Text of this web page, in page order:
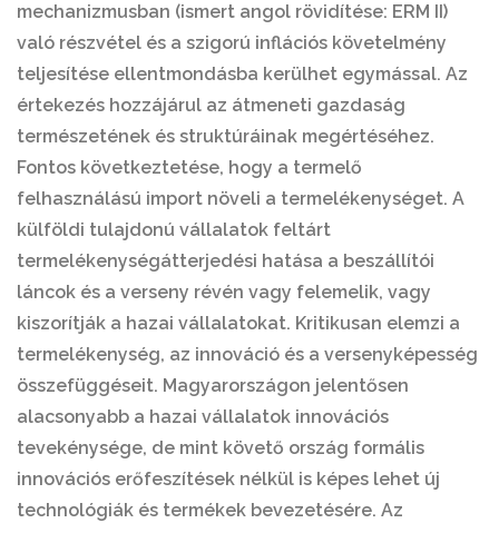
mechanizmusban (ismert angol rövidítése: ERM II)
való részvétel és a szigorú inflációs követelmény
teljesítése ellentmondásba kerülhet egymással. Az
értekezés hozzájárul az átmeneti gazdaság
természetének és struktúráinak megértéséhez.
Fontos következtetése, hogy a termelő
felhasználású import növeli a termelékenységet. A
külföldi tulajdonú vállalatok feltárt
termelékenységátterjedési hatása a beszállítói
láncok és a verseny révén vagy felemelik, vagy
kiszorítják a hazai vállalatokat. Kritikusan elemzi a
termelékenység, az innováció és a versenyképesség
összefüggéseit. Magyarországon jelentősen
alacsonyabb a hazai vállalatok innovációs
tevekénysége, de mint követő ország formális
innovációs erőfeszítések nélkül is képes lehet új
technológiák és termékek bevezetésére. Az